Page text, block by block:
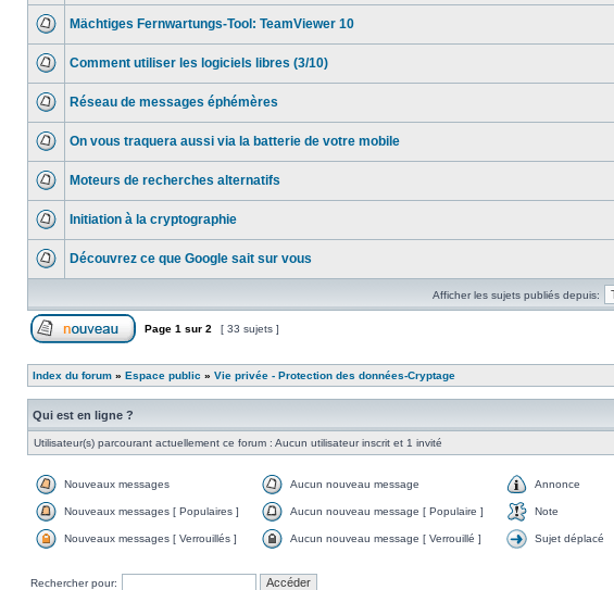
Mächtiges Fernwartungs-Tool: TeamViewer 10
Comment utiliser les logiciels libres (3/10)
Réseau de messages éphémères
On vous traquera aussi via la batterie de votre mobile
Moteurs de recherches alternatifs
Initiation à la cryptographie
Découvrez ce que Google sait sur vous
Afficher les sujets publiés depuis:
Page 1 sur 2 [ 33 sujets ]
Index du forum » Espace public » Vie privée - Protection des données-Cryptage
Qui est en ligne ?
Utilisateur(s) parcourant actuellement ce forum : Aucun utilisateur inscrit et 1 invité
Nouveaux messages Aucun nouveau message Annonce
Nouveaux messages [ Populaires ] Aucun nouveau message [ Populaire ] Note
Nouveaux messages [ Verrouillés ] Aucun nouveau message [ Verrouillé ] Sujet déplacé
Rechercher pour: